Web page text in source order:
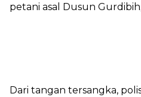
petani asal Dusun
Dari tangan tersangka,